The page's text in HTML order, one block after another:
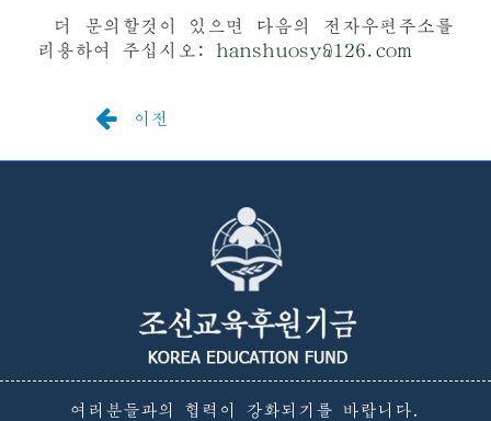
더 문의할것이 있으면 다음의 전자우편주소를
리용하여 주십시오: hanshuosy@126.com
이전
여러분들과의 협력이 강화되기를 바랍니다.